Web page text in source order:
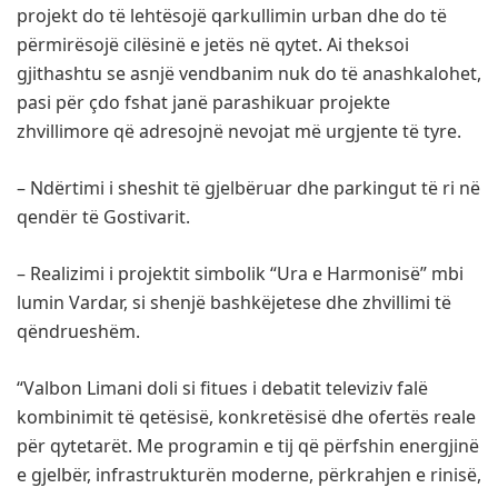
projekt do të lehtësojë qarkullimin urban dhe do të
përmirësojë cilësinë e jetës në qytet. Ai theksoi
gjithashtu se asnjë vendbanim nuk do të anashkalohet,
pasi për çdo fshat janë parashikuar projekte
zhvillimore që adresojnë nevojat më urgjente të tyre.
– Ndërtimi i sheshit të gjelbëruar dhe parkingut të ri në
qendër të Gostivarit.
– Realizimi i projektit simbolik “Ura e Harmonisë” mbi
lumin Vardar, si shenjë bashkëjetese dhe zhvillimi të
qëndrueshëm.
“Valbon Limani doli si fitues i debatit televiziv falë
kombinimit të qetësisë, konkretësisë dhe ofertës reale
për qytetarët. Me programin e tij që përfshin energjinë
e gjelbër, infrastrukturën moderne, përkrahjen e rinisë,